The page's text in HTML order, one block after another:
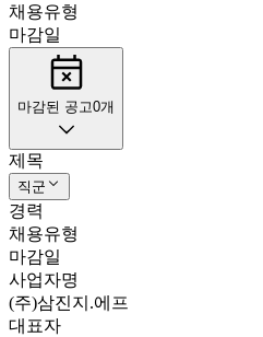
채용유형
마감일
마감된 공고0개
제목
직군
경력
채용유형
마감일
사업자명
(주)삼진지.에프
대표자